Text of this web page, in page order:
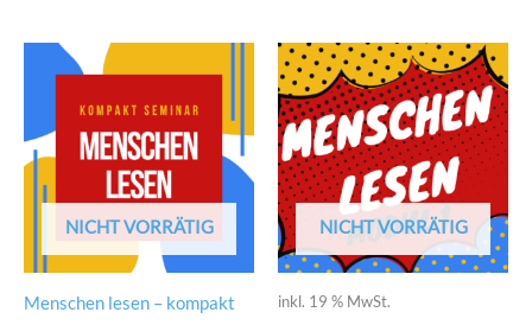
NICHT VORRÄTIG
Menschen lesen – kompakt
NICHT VORRÄTIG
inkl. 19 % MwSt.